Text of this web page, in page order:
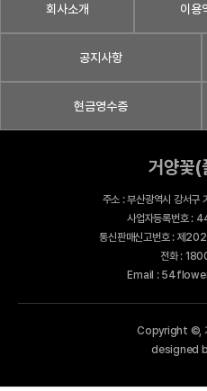
회사소개 이용
공지사항
현금영수증
거양꽃(
주소 : 부산광역시 강서구
사업자등록번호
통신판매신고번호 : 제
전화 :
Email :
Copyright ©,
designed